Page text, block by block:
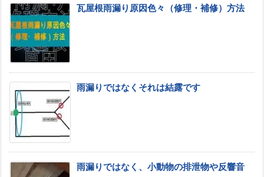
瓦屋根雨漏り原因色々（修理・補修）方法
雨漏りではなくそれは結露です
雨漏りではなく、小動物の排泄物や反響音